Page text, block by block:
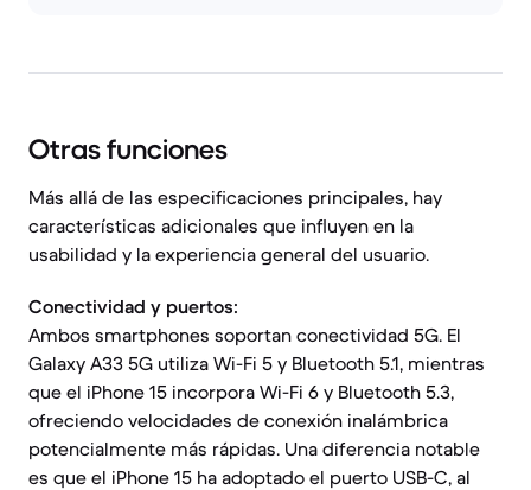
Otras funciones
Más allá de las especificaciones principales, hay
características adicionales que influyen en la
usabilidad y la experiencia general del usuario.
Conectividad y puertos:
Ambos smartphones soportan conectividad 5G. El
Galaxy A33 5G utiliza Wi-Fi 5 y Bluetooth 5.1, mientras
que el iPhone 15 incorpora Wi-Fi 6 y Bluetooth 5.3,
ofreciendo velocidades de conexión inalámbrica
potencialmente más rápidas. Una diferencia notable
es que el iPhone 15 ha adoptado el puerto USB-C, al